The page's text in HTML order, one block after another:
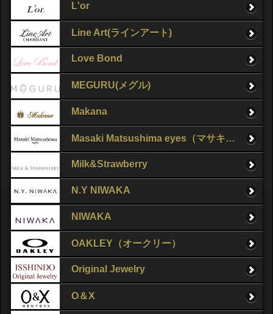
L'or
Line Art(ラインアート)
Love Bond
MEGURU(メグル)
Makana
Masaki Matsushima eyes（マサキマツシマ）
Milk&Strawberry
N.Y NIWAKA
NIWAKA
OAKLEY（オークリー）
Original Jewelry
O＆X